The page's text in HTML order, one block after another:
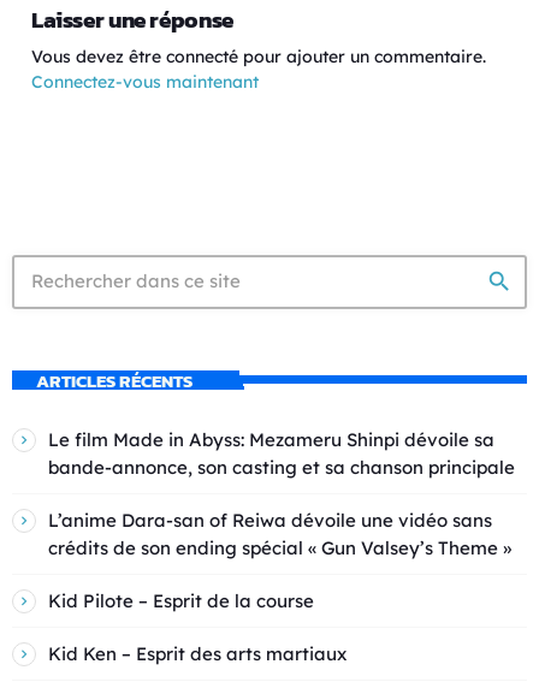
Laisser une réponse
Vous devez être connecté pour ajouter un commentaire.
Connectez-vous maintenant
search
ARTICLES RÉCENTS
Le film Made in Abyss: Mezameru Shinpi dévoile sa
bande-annonce, son casting et sa chanson principale
L’anime Dara-san of Reiwa dévoile une vidéo sans
crédits de son ending spécial « Gun Valsey’s Theme »
Kid Pilote – Esprit de la course
Kid Ken – Esprit des arts martiaux